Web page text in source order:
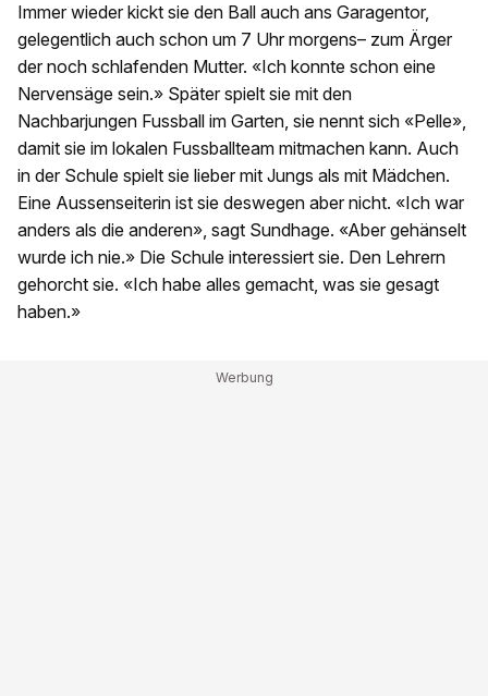
Immer wieder kickt sie den Ball auch ans Garagentor,
gelegentlich auch schon um 7 Uhr morgens– zum Ärger
der noch schlafenden Mutter. «Ich konnte schon eine
Nervensäge sein.» Später spielt sie mit den
Nachbarjungen Fussball im Garten, sie nennt sich «Pelle»,
damit sie im lokalen Fussballteam mitmachen kann. Auch
in der Schule spielt sie lieber mit Jungs als mit Mädchen.
Eine Aussenseiterin ist sie deswegen aber nicht. «Ich war
anders als die anderen», sagt Sundhage. «Aber gehänselt
wurde ich nie.» Die Schule interessiert sie. Den Lehrern
gehorcht sie. «Ich habe alles gemacht, was sie gesagt
haben.»